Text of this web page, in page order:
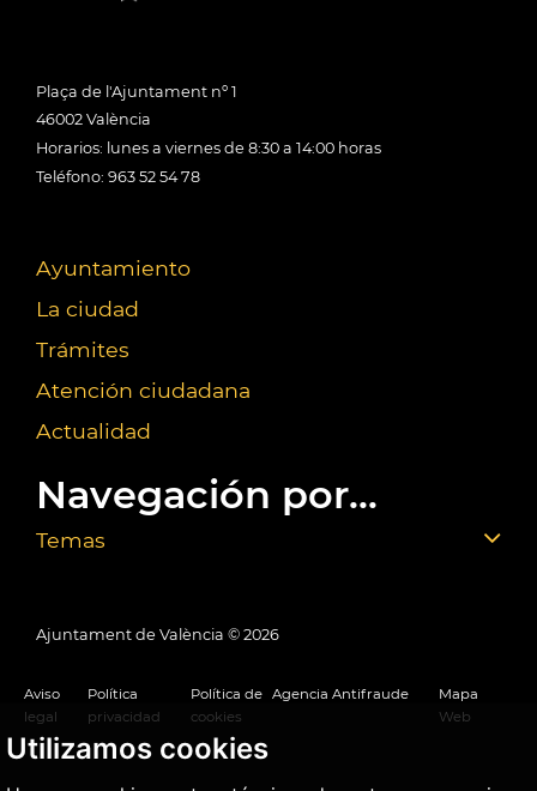
Utilizamos cookies
Plaça de l'Ajuntament nº 1
46002 València
Horarios: lunes a viernes de 8:30 a 14:00 horas
Teléfono: 963 52 54 78
Ayuntamiento
La ciudad
Trámites
Atención ciudadana
Actualidad
Navegación por...
Temas
Ajuntament de València © 2026
Aviso
legal
Política
privacidad
Política de
cookies
Agencia Antifraude
Mapa
Web